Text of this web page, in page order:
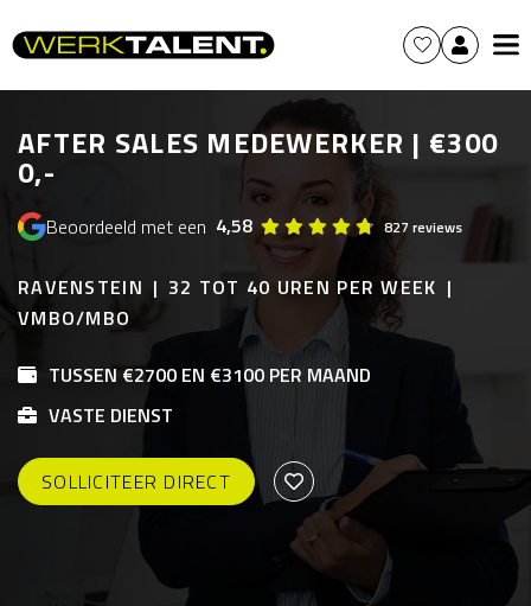
AFTER SALES MEDEWERKER | €300
0,-
Beoordeeld met een 4,58 827 reviews
RAVENSTEIN
32 TOT 40 UREN PER WEEK
VMBO/MBO
TUSSEN €2700 EN €3100 PER MAAND
VASTE DIENST
SOLLICITEER DIRECT